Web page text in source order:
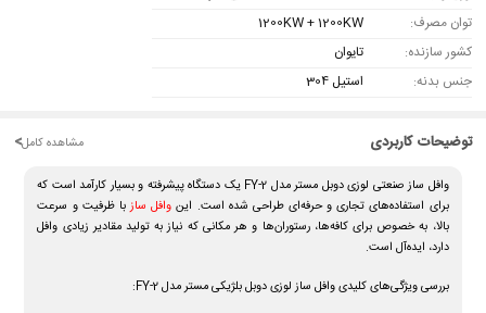
توان مصرف:
1200KW + 1200KW
کشور سازنده:
تایوان
جنس بدنه:
استیل 304
توضیحات کاربردی مشاهده کامل<
وافل ساز صنعتی لوزی دوبل مستر مدل FY-2 یک دستگاه پیشرفته و بسیار کارآمد است که
برای استفاده‌های تجاری و حرفه‌ای طراحی شده است. این وافل سازبا ظرفیت و سرعت
بالا، به خصوص برای کافه‌ها، رستوران‌ها و هر مکانی که نیاز به تولید مقادیر زیادی وافل
دارد، ایده‌آل است.
بررسی ویژگی‌های کلیدی وافل ساز لوزی دوبل بلژیکی مستر مدل FY-2: